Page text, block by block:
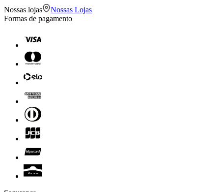
Nossas lojas
Nossas Lojas
Formas de pagamento